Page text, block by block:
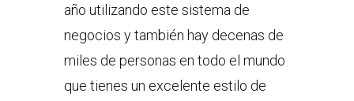
año utilizando este sistema de
negocios y también hay decenas de
miles de personas en todo el mundo
que tienes un excelente estilo de